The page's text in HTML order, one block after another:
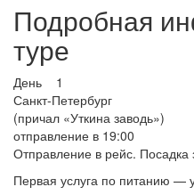
Подробная
туре
День 1
Санкт-Петербург
(причал «Уткина заводь»)
отправление в 19:00
Отправление в рейс. Посадка
Первая услуга по питанию —